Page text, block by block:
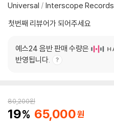
Universal / Interscope Records
첫번째 리뷰어가 되어주세요
예스24 음반 판매 수량은
반영됩니다.
80,200원
19 65,000